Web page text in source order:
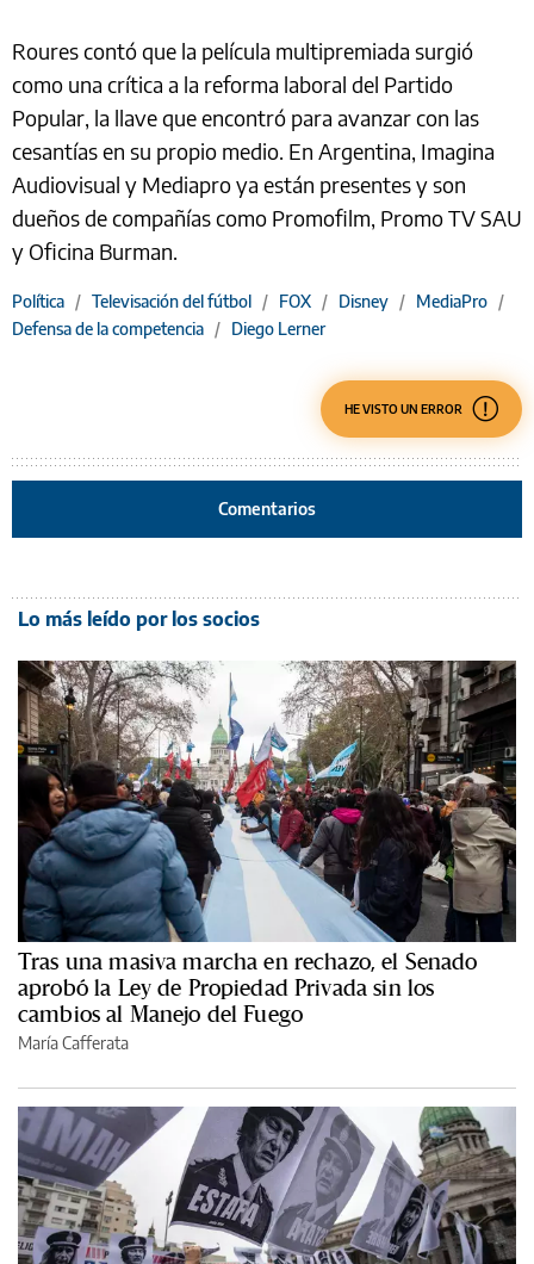
Roures contó que la película multipremiada surgió
como una crítica a la reforma laboral del Partido
Popular, la llave que encontró para avanzar con las
cesantías en su propio medio. En Argentina, Imagina
Audiovisual y Mediapro ya están presentes y son
dueños de compañías como Promofilm, Promo TV SAU
y Oficina Burman.
Política / Televisación del fútbol / FOX / Disney / MediaPro /
Defensa de la competencia / Diego Lerner
HE VISTO UN ERROR
Comentarios
Lo más leído por los socios
Tras una masiva marcha en rechazo, el Senado
aprobó la Ley de Propiedad Privada sin los
cambios al Manejo del Fuego
María Cafferata